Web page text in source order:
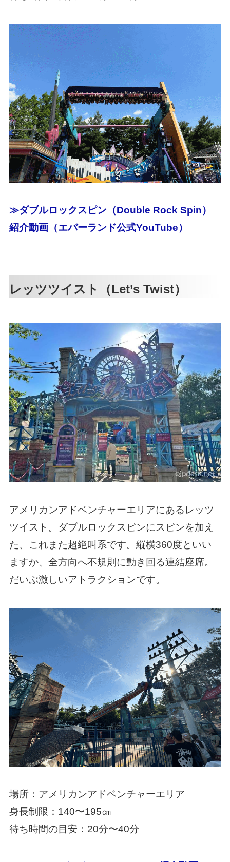
≫ダブルロックスピン（Double Rock Spin）
紹介動画（エバーランド公式YouTube）
レッツツイスト（Let’s Twist）
アメリカンアドベンチャーエリアにあるレッツ
ツイスト。ダブルロックスピンにスピンを加え
た、これまた超絶叫系です。縦横360度といい
ますか、全方向へ不規則に動き回る連結座席。
だいぶ激しいアトラクションです。
場所：アメリカンアドベンチャーエリア
身長制限：140〜195㎝
待ち時間の目安：20分〜40分